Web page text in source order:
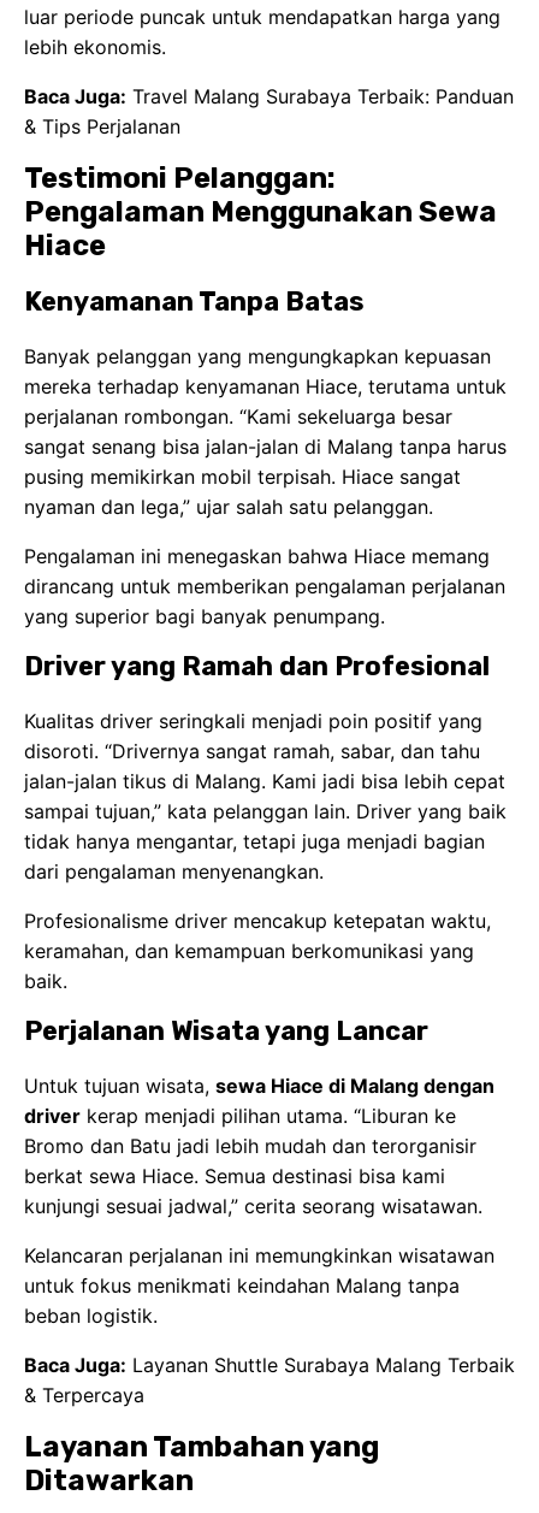
luar periode puncak untuk mendapatkan harga yang
lebih ekonomis.
Baca Juga: Travel Malang Surabaya Terbaik: Panduan
& Tips Perjalanan
Testimoni Pelanggan:
Pengalaman Menggunakan Sewa
Hiace
Kenyamanan Tanpa Batas
Banyak pelanggan yang mengungkapkan kepuasan
mereka terhadap kenyamanan Hiace, terutama untuk
perjalanan rombongan. “Kami sekeluarga besar
sangat senang bisa jalan-jalan di Malang tanpa harus
pusing memikirkan mobil terpisah. Hiace sangat
nyaman dan lega,” ujar salah satu pelanggan.
Pengalaman ini menegaskan bahwa Hiace memang
dirancang untuk memberikan pengalaman perjalanan
yang superior bagi banyak penumpang.
Driver yang Ramah dan Profesional
Kualitas driver seringkali menjadi poin positif yang
disoroti. “Drivernya sangat ramah, sabar, dan tahu
jalan-jalan tikus di Malang. Kami jadi bisa lebih cepat
sampai tujuan,” kata pelanggan lain. Driver yang baik
tidak hanya mengantar, tetapi juga menjadi bagian
dari pengalaman menyenangkan.
Profesionalisme driver mencakup ketepatan waktu,
keramahan, dan kemampuan berkomunikasi yang
baik.
Perjalanan Wisata yang Lancar
Untuk tujuan wisata, sewa Hiace di Malang dengan
driver kerap menjadi pilihan utama. “Liburan ke
Bromo dan Batu jadi lebih mudah dan terorganisir
berkat sewa Hiace. Semua destinasi bisa kami
kunjungi sesuai jadwal,” cerita seorang wisatawan.
Kelancaran perjalanan ini memungkinkan wisatawan
untuk fokus menikmati keindahan Malang tanpa
beban logistik.
Baca Juga: Layanan Shuttle Surabaya Malang Terbaik
& Terpercaya
Layanan Tambahan yang
Ditawarkan